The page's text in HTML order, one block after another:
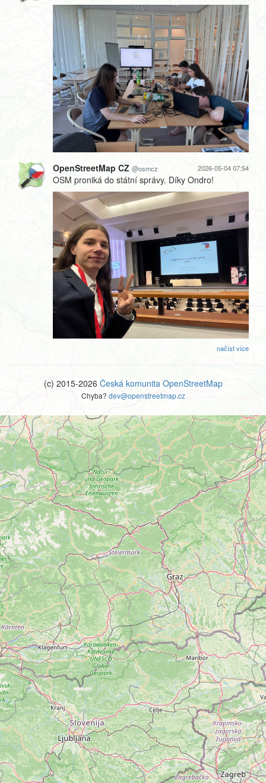
2026-05-04 07:54
OpenStreetMap CZ @osmcz
OSM proniká do státní správy. Díky Ondro!
načíst více
(c) 2015-2026 Česká komunita OpenStreetMap
Chyba? dev@openstreetmap.cz